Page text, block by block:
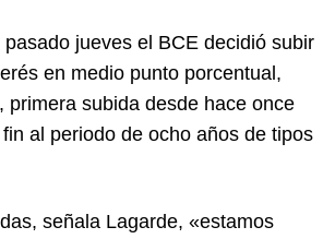
jueves el BCE decidió subir
en medio punto porcentual,
primera subida desde hace once
al periodo de ocho años de tipos
señala Lagarde, «estamos